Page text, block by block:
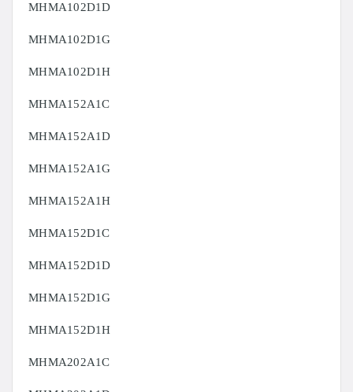
MHMA102D1D
MHMA102D1G
MHMA102D1H
MHMA152A1C
MHMA152A1D
MHMA152A1G
MHMA152A1H
MHMA152D1C
MHMA152D1D
MHMA152D1G
MHMA152D1H
MHMA202A1C